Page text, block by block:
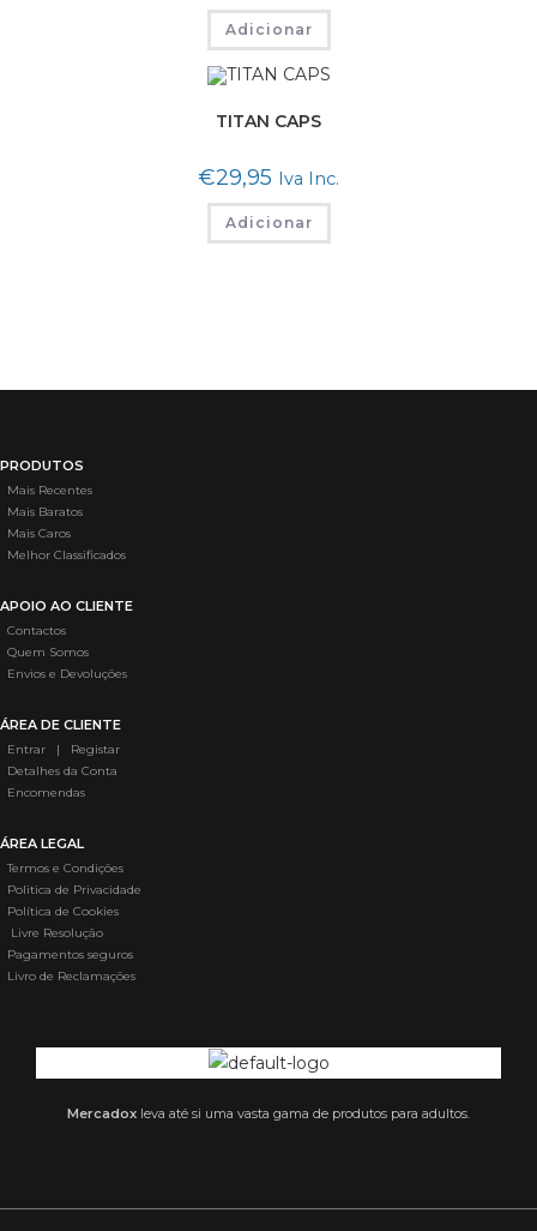
Adicionar
TITAN CAPS
€29,95 Iva Inc.
Adicionar
PRODUTOS
Mais Recentes
Mais Baratos
Mais Caros
Melhor Classificados
APOIO AO CLIENTE
Contactos
Quem Somos
Envios e Devoluções
ÁREA DE CLIENTE
Entrar | Registar
Detalhes da Conta
Encomendas
ÁREA LEGAL
Termos e Condições
Politica de Privacidade
Política de Cookies
Livre Resolução
Pagamentos seguros
Livro de Reclamações
Mercadox leva até si uma vasta gama de produtos para adultos.